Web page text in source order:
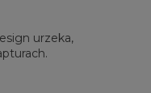
urzeka,